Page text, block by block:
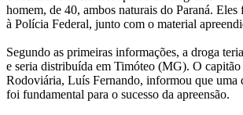
homem, de 40, ambos naturais do Paraná. Eles
à Polícia Federal, junto com o material
Segundo as primeiras informações, a droga
e seria distribuída em Timóteo (MG). O
Rodoviária, Luís Fernando, informou que uma
foi fundamental para o sucesso da apreensão.